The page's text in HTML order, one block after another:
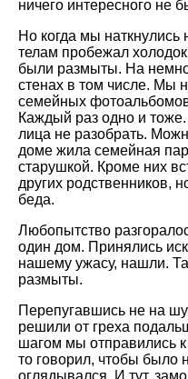
ничего интересного не
Но когда мы
телам пробежал
были размыты. На
стенах в том числе. Мы
семейных
Каждый раз одно и
лица не разобрать.
доме жила семейная
старушкой. Кроме них
других родственников,
беда.
Любопытство
один дом. Принялись
нашему ужасу, нашли.
размыты.
Перепугавшись не на
решили от греха
шагом мы отправились
то говорил, чтобы было
оглядывался. И тут,